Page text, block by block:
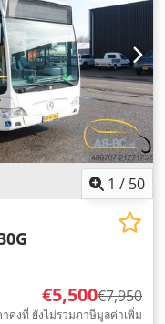
1 / 50
€5,500€7,950
าคงที่ ยังไม่รวมภาษีมูลค่าเพิ่ม